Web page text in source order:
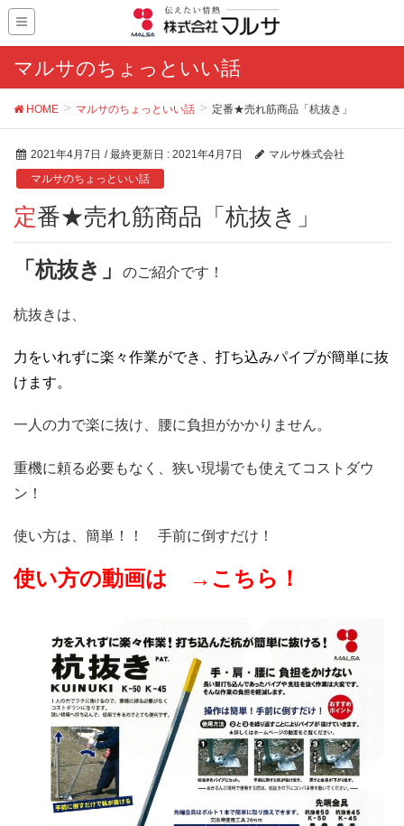
マルサのちょっといい話
HOME マルサのちょっといい話 定番★売れ筋商品「杭抜き」
2021年4月7日 / 最終更新日 : 2021年4月7日
マルサ株式会社
マルサのちょっといい話
定番★売れ筋商品「杭抜き」
「杭抜き」 のご紹介です！
杭抜きは、
力をいれずに楽々作業ができ、打ち込みパイプが簡単に抜
けます。
一人の力で楽に抜け、腰に負担がかかりません。
重機に頼る必要もなく、狭い現場でも使えてコストダウ
ン！
使い方は、簡単！！ 手前に倒すだけ！
使い方の動画は →こちら！